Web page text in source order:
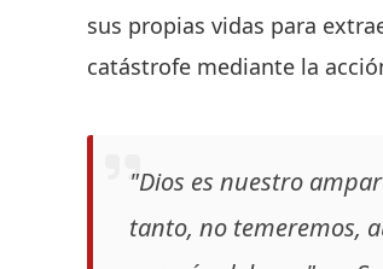
sus propias vidas para
catástrofe mediante la
"Dios es nuestro
tanto, no temeremos,